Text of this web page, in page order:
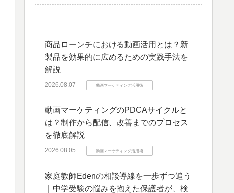
商品ローンチにおける動画活用とは？新
製品を効果的に広めるための実践手法を
解説
2026.08.07 動画マーケティング活用術
動画マーケティングのPDCAサイクルと
は？制作から配信、改善までのプロセス
を徹底解説
2026.08.05 動画マーケティング活用術
家庭教師Edenの相談導線を一歩ずつ追う
｜中学受験の悩みを抱えた保護者が、検